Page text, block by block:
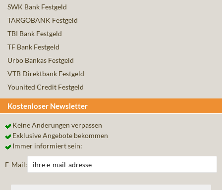
SWK Bank Festgeld
TARGOBANK Festgeld
TBI Bank Festgeld
TF Bank Festgeld
Urbo Bankas Festgeld
VTB Direktbank Festgeld
Younited Credit Festgeld
Kostenloser Newsletter
Keine Änderungen verpassen
Exklusive Angebote bekommen
Immer informiert sein:
E-Mail: